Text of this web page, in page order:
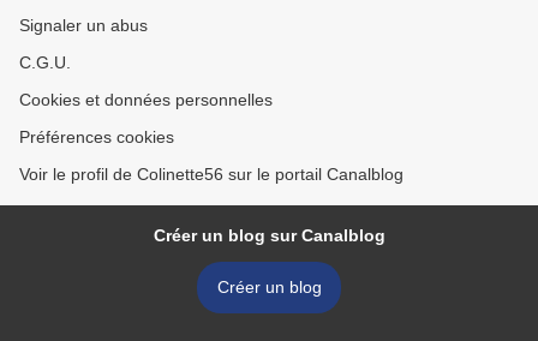
Signaler un abus
C.G.U.
Cookies et données personnelles
Préférences cookies
Voir le profil de Colinette56 sur le portail Canalblog
Créer un blog sur Canalblog
Créer un blog